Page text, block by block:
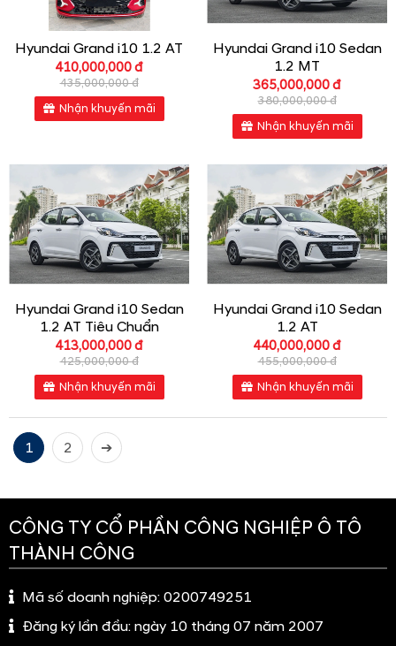
Hyundai Grand i10 1.2 AT
410,000,000 đ
435,000,000 đ
Nhận khuyến mãi
Hyundai Grand i10 Sedan
1.2 MT
365,000,000 đ
380,000,000 đ
Nhận khuyến mãi
Hyundai Grand i10 Sedan
1.2 AT Tiêu Chuẩn
413,000,000 đ
425,000,000 đ
Nhận khuyến mãi
Hyundai Grand i10 Sedan
1.2 AT
440,000,000 đ
455,000,000 đ
Nhận khuyến mãi
1 2 ➔
CÔNG TY CỔ PHẦN CÔNG NGHIỆP Ô TÔ
THÀNH CÔNG
Mã số doanh nghiệp: 0200749251
Đăng ký lần đầu: ngày 10 tháng 07 năm 2007